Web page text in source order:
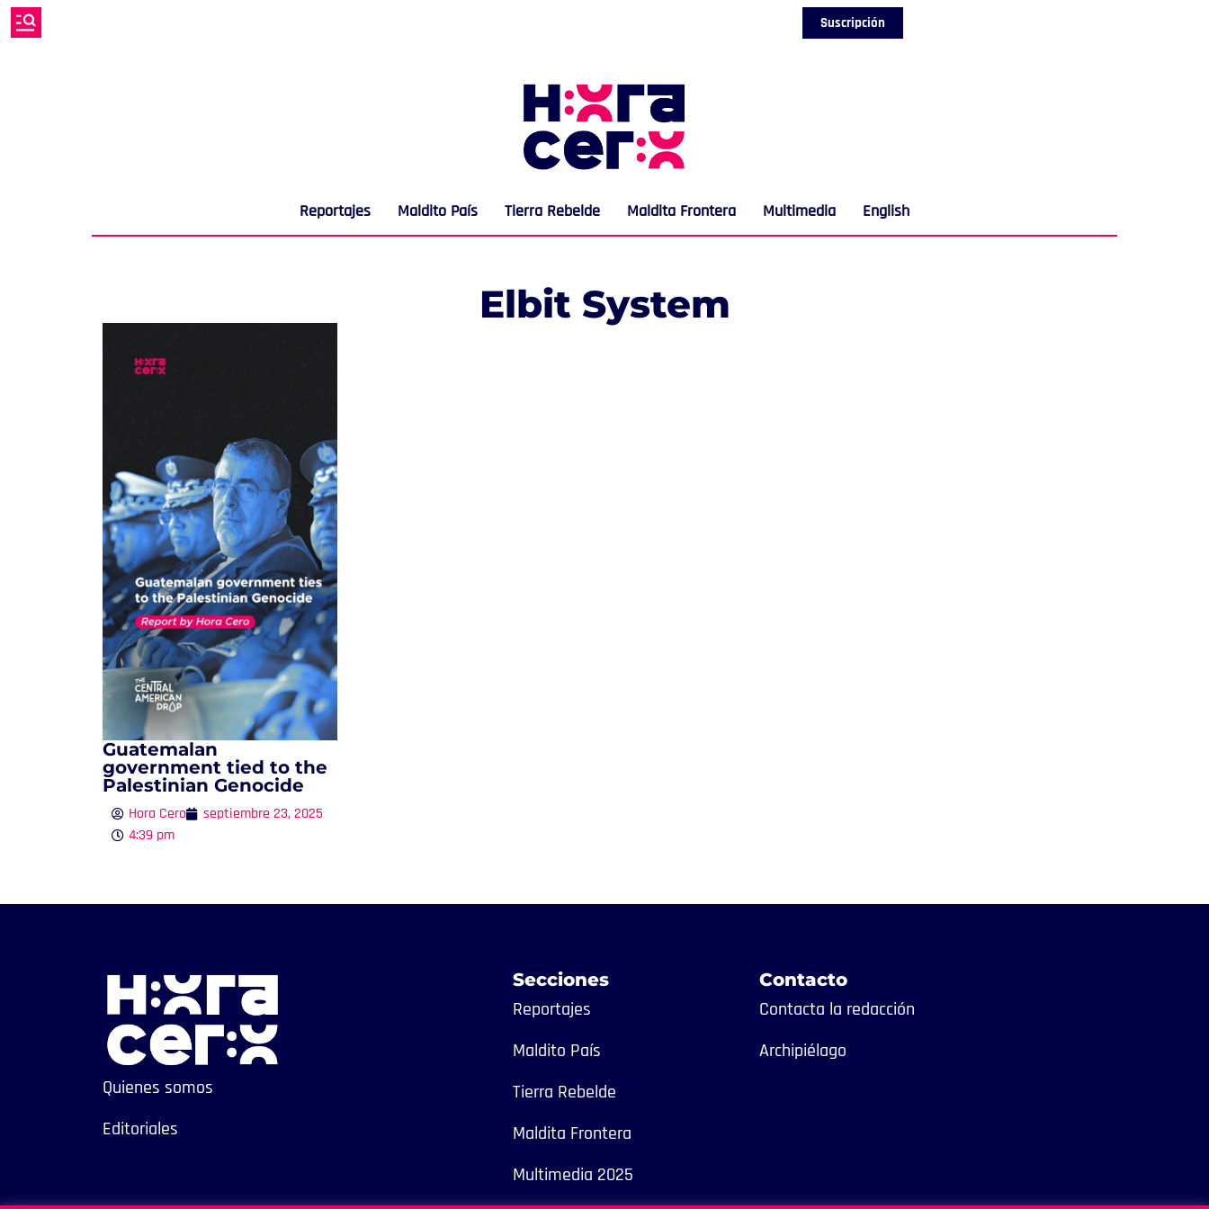
Suscripción
Reportajes Maldito País Tierra Rebelde Maldita Frontera Multimedia English
Elbit System
Guatemalan
government tied to the
Palestinian Genocide
Hora Cero
septiembre 23, 2025
4:39 pm
Quienes somos
Editoriales
Secciones
Reportajes
Maldito País
Tierra Rebelde
Maldita Frontera
Multimedia 2025
Contacto
Contacta la redacción
Archipiélago